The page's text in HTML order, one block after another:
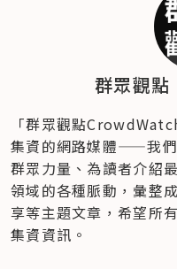
群眾觀
「群眾觀點
集資的網路媒體——我
群眾力量、為讀者介紹
領域的各種脈動，彙整
享等主題文章，希望所
集資資訊。